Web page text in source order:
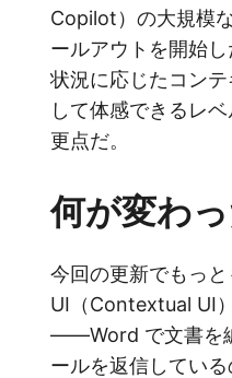
Copilot）の大規模
ールアウトを開始し
状況に応じたコン
して体感できるレ
更点だ。
何が変わ
今回の更新でもっ
UI（Contextual UI
——Word で文書を
ールを返信してい